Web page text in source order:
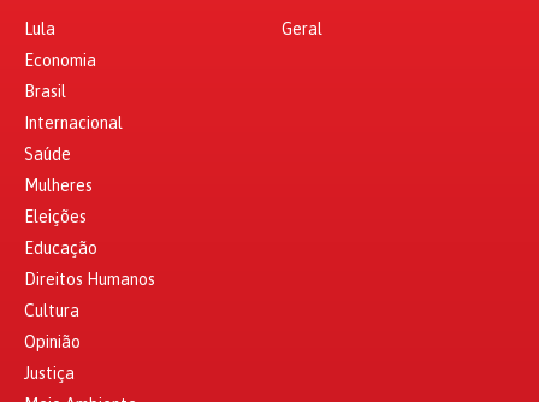
Lula
Economia
Brasil
Internacional
Saúde
Mulheres
Eleições
Educação
Direitos Humanos
Cultura
Opinião
Justiça
Geral